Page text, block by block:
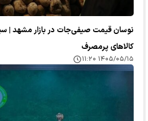
نوسان قیمت صیفی‌جات در بازار مشهد |
کالا‌های پرمصرف
۱۴۰۵/۰۵/۱۵ ۱۱:۲۰